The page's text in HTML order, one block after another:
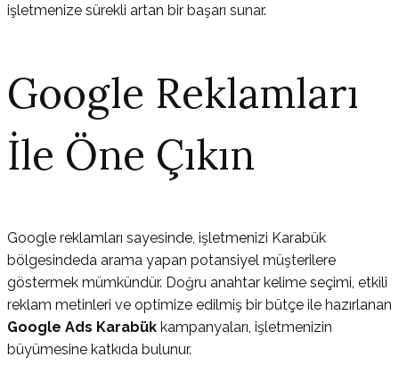
işletmenize sürekli artan bir başarı sunar.
Google Reklamları
İle Öne Çıkın
Google reklamları sayesinde, işletmenizi Karabük
bölgesindeda arama yapan potansiyel müşterilere
göstermek mümkündür. Doğru anahtar kelime seçimi, etkili
reklam metinleri ve optimize edilmiş bir bütçe ile hazırlanan
Google Ads Karabük kampanyaları, işletmenizin
büyümesine katkıda bulunur.